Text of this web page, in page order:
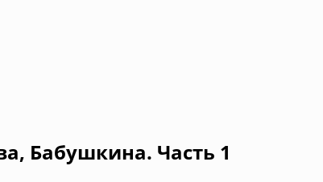
Бабушкина. Часть 1